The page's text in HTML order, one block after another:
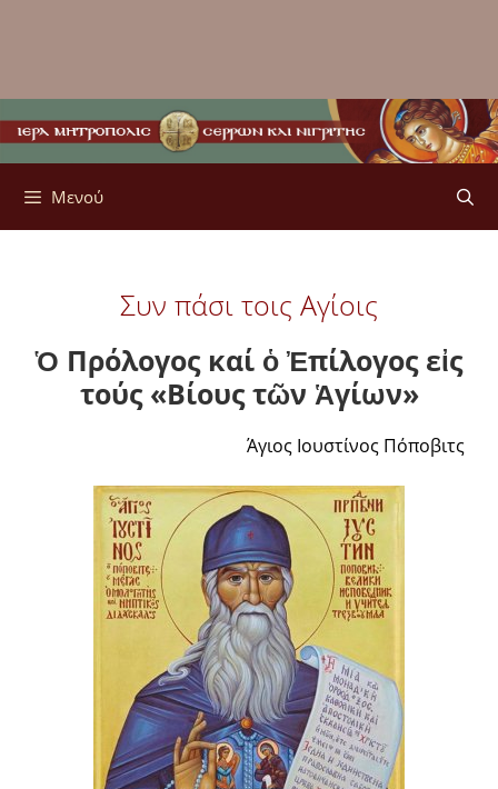
Μενού
Συν πάσι τοις Αγίοις
Ὁ Πρόλογος καί ὁ Ἐπίλογος εἰς
τούς «Βίους τῶν Ἁγίων»
Άγιος Ιουστίνος Πόποβιτς